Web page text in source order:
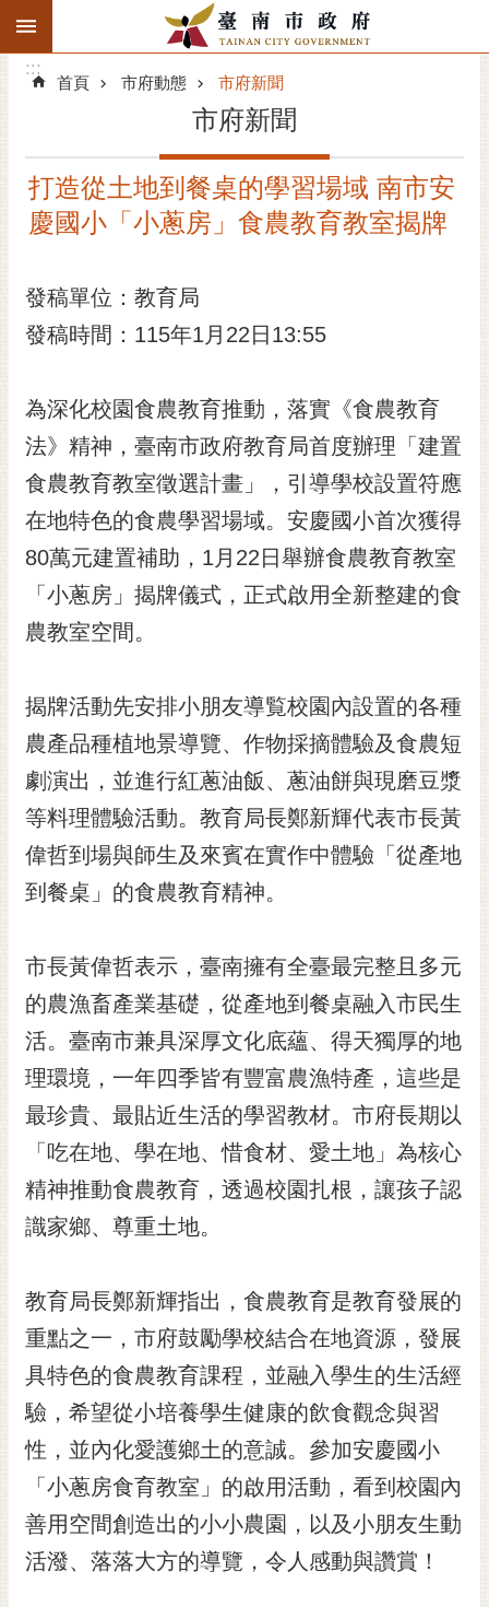
跳到主要內容區塊
搜
階
精彩府城
市府團隊
主題服務
市政資訊
市民互動
黃
哲
光
桐
花
祭
網
站
導
覽
訂
閱
RSS
訂
閱
電
子
市
民
信
English
日
本
隱
及
安
全
:::
:::
首頁 市府動態 市府新聞
市府新聞
打造從土地到餐桌的學習場域 南市安
慶國小「小蔥房」食農教育教室揭牌
發稿單位：教育局
發稿時間：115年1月22日13:55
為深化校園食農教育推動，落實《食農教育
法》精神，臺南市政府教育局首度辦理「建置
食農教育教室徵選計畫」，引導學校設置符應
在地特色的食農學習場域。安慶國小首次獲得
80萬元建置補助，1月22日舉辦食農教育教室
「小蔥房」揭牌儀式，正式啟用全新整建的食
農教室空間。
揭牌活動先安排小朋友導覧校園內設置的各種
農產品種植地景導覽、作物採摘體驗及食農短
劇演出，並進行紅蔥油飯、蔥油餅與現磨豆漿
等料理體驗活動。教育局長鄭新輝代表市長黃
偉哲到場與師生及來賓在實作中體驗「從產地
到餐桌」的食農教育精神。
市長黃偉哲表示，臺南擁有全臺最完整且多元
的農漁畜產業基礎，從產地到餐桌融入市民生
活。臺南市兼具深厚文化底蘊、得天獨厚的地
理環境，一年四季皆有豐富農漁特產，這些是
最珍貴、最貼近生活的學習教材。市府長期以
「吃在地、學在地、惜食材、愛土地」為核心
精神推動食農教育，透過校園扎根，讓孩子認
識家鄉、尊重土地。
教育局長鄭新輝指出，食農教育是教育發展的
重點之一，市府鼓勵學校結合在地資源，發展
具特色的食農教育課程，並融入學生的生活經
驗，希望從小培養學生健康的飲食觀念與習
性，並內化愛護鄉土的意誠。參加安慶國小
「小蔥房食育教室」的啟用活動，看到校園內
善用空間創造出的小小農園，以及小朋友生動
活潑、落落大方的導覽，令人感動與讚賞！